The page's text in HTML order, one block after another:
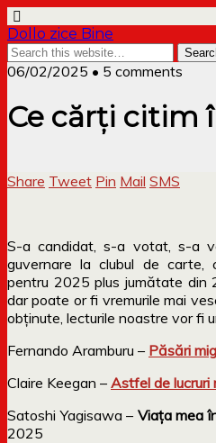
Dollo zice Bine
06/02/2025 • 5 comments
Ce cărți citim
Share Tweet Pin Mail SMS
S-a candidat, s-a votat, s-a
guvernare la clubul de carte,
pentru 2025 plus jumătate din
dar poate or fi vremurile mai
obținute, lecturile noastre vor fi
Fernando Aramburu – Păsări
Claire Keegan – Astfel de lucruri
Satoshi Yagisawa – Viața mea
2025